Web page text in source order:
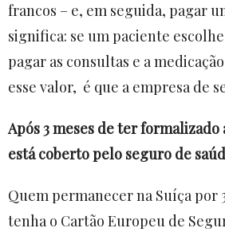
francos – e, em seguida, pagar
significa: se um paciente
pagar as consultas e a
esse valor, é que a empresa de
Após 3 meses de ter
está coberto pelo seguro de
Quem permanecer na Suíça por
tenha o Cartão Europeu de